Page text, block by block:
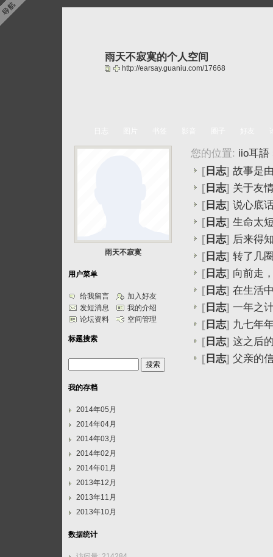
雨天不寂寞的个人空间
http://earsay.guaniu.com/17668
您的位置: iio耳語
[ 日志] 故事是
[ 日志] 关于友
[ 日志] 说心底
[ 日志] 生命太
[ 日志] 后来得
[ 日志] 转了几
[ 日志] 向前走
[ 日志] 在生活
[ 日志] 一年之
[ 日志] 九七年
[ 日志] 这之后
[ 日志] 父亲的
雨天不寂寞
用户菜单
给我留言
加入好友
发短消息
我的介绍
论坛资料
空间管理
标题搜索
我的存档
2014年05月
2014年04月
2014年03月
2014年02月
2014年01月
2013年12月
2013年11月
2013年10月
数据统计